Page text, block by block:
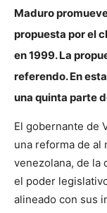
Maduro
propuesta por el
en 1999. La
referendo. En
una quinta parte
El gobernante de
una reforma de al
venezolana, de la
el poder
alineado con sus